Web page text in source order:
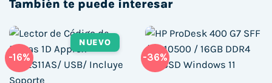
También te puede interesar
-16%
NUEVO
-36%